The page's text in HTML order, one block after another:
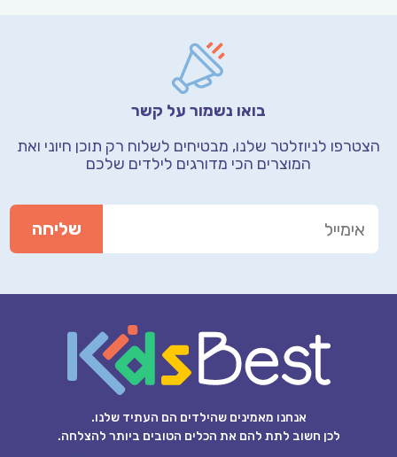
בואו נשמור על קשר
הצטרפו לניוזלטר שלנו, מבטיחים לשלוח רק תוכן חיוני ואת
המוצרים הכי מדורגים לילדים שלכם
אנחנו מאמינים שהילדים הם העתיד שלנו.
לכן חשוב לתת להם את הכלים הטובים ביותר להצלחה.